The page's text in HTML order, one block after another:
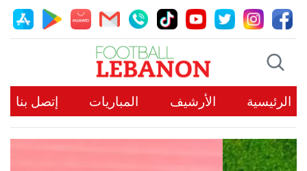
الرئيسية الأرشيف المباريات إتصل بنا